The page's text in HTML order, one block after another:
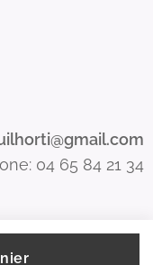
04 65 84 21 34